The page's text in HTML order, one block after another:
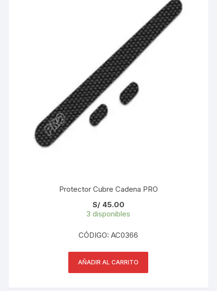
Protector Cubre Cadena PRO
S/45.00
3 disponibles
CÓDIGO: AC0366
AÑADIR AL CARRITO